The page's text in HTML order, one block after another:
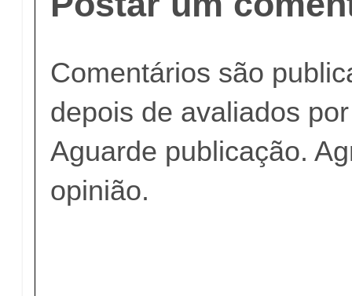
Comentários são
depois de avaliados
Aguarde publicação.
opinião.